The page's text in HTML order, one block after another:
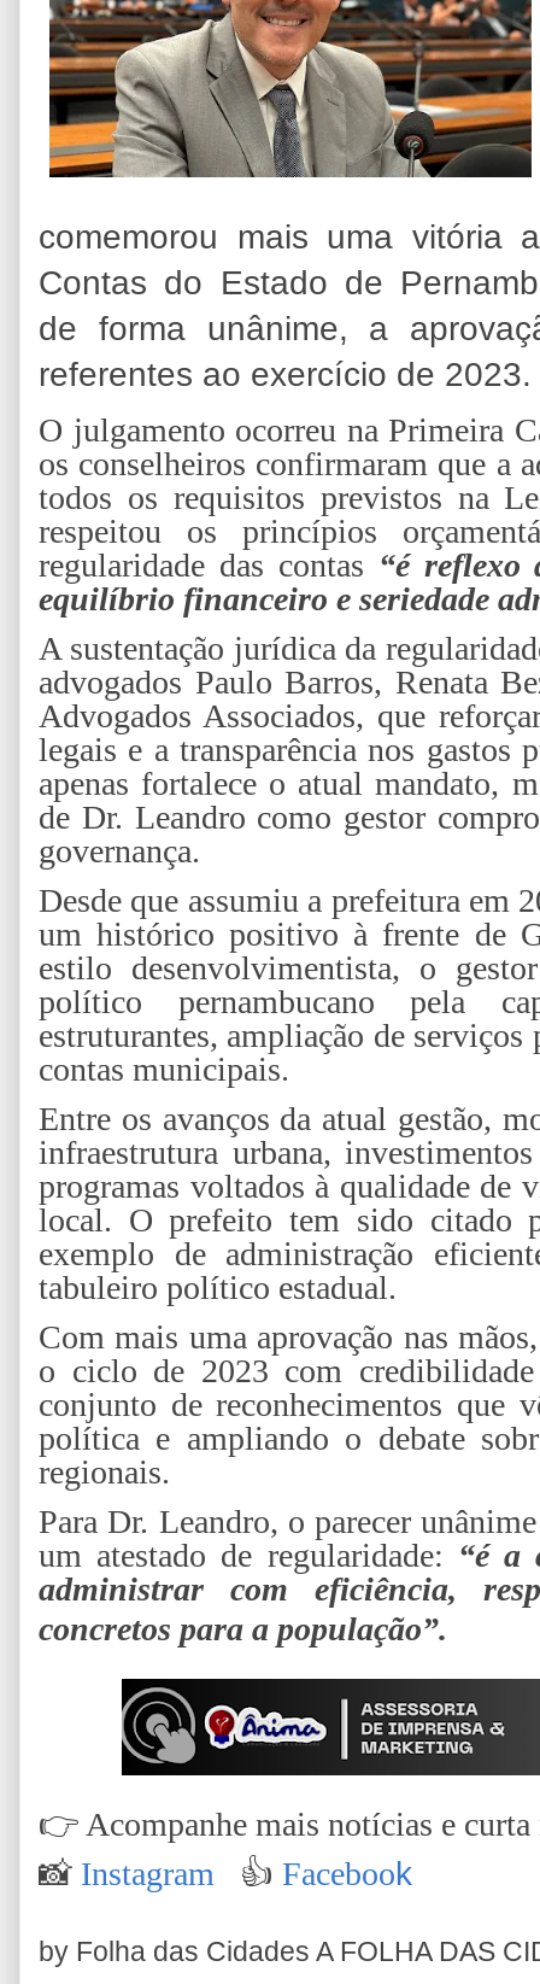
comemorou mais uma vitória
Contas do Estado de
de forma unânime, a
referentes ao exercício de 2023.
O julgamento ocorreu na Primeira
os conselheiros confirmaram que a
todos os requisitos previstos na
respeitou os princípios
regularidade das contas “é reflexo
equilíbrio financeiro e seriedade
A sustentação jurídica da
advogados Paulo Barros, Renata
Advogados Associados, que
legais e a transparência nos gastos
apenas fortalece o atual mandato,
de Dr. Leandro como gestor
governança.
Desde que assumiu a prefeitura em
um histórico positivo à frente de
estilo desenvolvimentista, o
político pernambucano pela
estruturantes, ampliação de
contas municipais.
Entre os avanços da atual gestão,
infraestrutura urbana,
programas voltados à qualidade de
local. O prefeito tem sido citado
exemplo de administração
tabuleiro político estadual.
Com mais uma aprovação nas
o ciclo de 2023 com
conjunto de reconhecimentos que
política e ampliando o debate
regionais.
Para Dr. Leandro, o parecer
um atestado de regularidade: “é a
administrar com eficiência,
concretos para a população”.
👉 Acompanhe mais notícias e curta
📸 Instagram 👍 Facebook
by Folha das Cidades A FOLHA DAS